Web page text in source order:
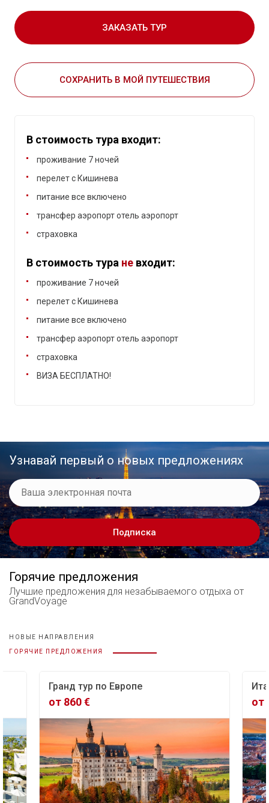
ЗАКАЗАТЬ ТУР
СОХРАНИТЬ В МОЙ ПУТЕШЕСТВИЯ
В стоимость тура входит:
проживание 7 ночей
перелет с Кишинева
питание все включено
трансфер аэропорт отель аэропорт
страховка
В стоимость тура не входит:
проживание 7 ночей
перелет с Кишинева
питание все включено
трансфер аэропорт отель аэропорт
страховка
ВИЗА БЕСПЛАТНО!
Узнавай первый о новых предложениях
Подписка
Горячие предложения
Лучшие предложения для незабываемого отдыха от
GrandVoyage
НОВЫЕ НАПРАВЛЕНИЯ
ГОРЯЧИЕ ПРЕДЛОЖЕНИЯ
Гранд тур по Европе
от 860 € от